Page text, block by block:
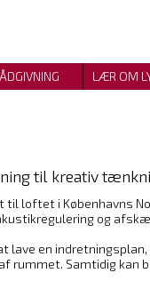
til kreativ
loftet i Københavns
og
at lave en
Samtidig kan
LÆR OM